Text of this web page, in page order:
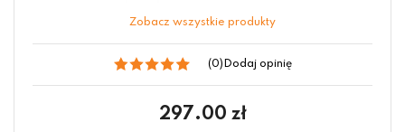
Zobacz wszystkie produkty
(0) Dodaj opinię
297.00 zł